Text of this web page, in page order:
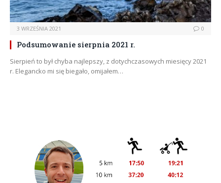
3 WRZEŚNIA 2021 0
Podsumowanie sierpnia 2021 r.
Sierpień to był chyba najlepszy, z dotychczasowych miesięcy 2021
r. Elegancko mi się biegało, omijałem…